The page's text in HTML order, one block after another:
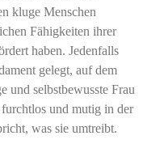
kluge Menschen
Fähigkeiten ihrer
haben. Jedenfalls
gelegt, auf dem
und selbstbewusste Frau
und mutig in der
was sie umtreibt.